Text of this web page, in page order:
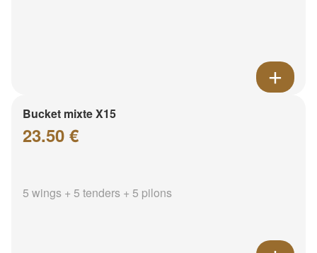
Bucket mixte X15
23.50 €
5 wings + 5 tenders + 5 pilons